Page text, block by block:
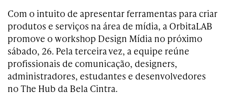
Com o intuito de apresentar ferramentas para criar
produtos e serviços na área de mídia, a OrbitaLAB
promove o workshop Design Mídia no próximo
sábado, 26. Pela terceira vez, a equipe reúne
profissionais de comunicação, designers,
administradores, estudantes e desenvolvedores
no The Hub da Bela Cintra.